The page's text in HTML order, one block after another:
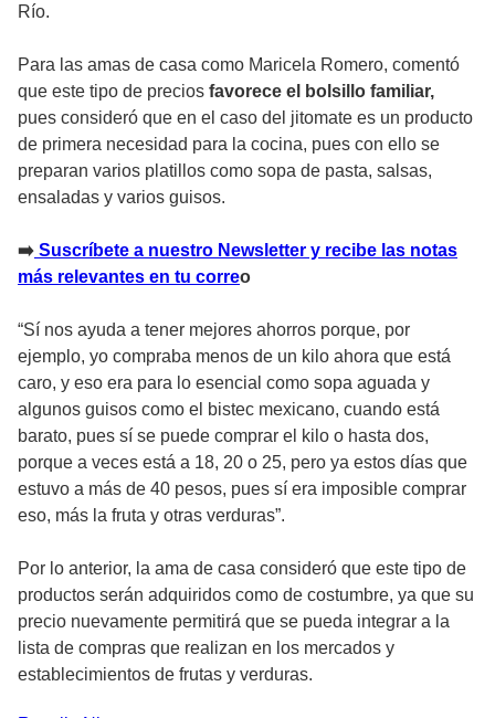
Río.
Para las amas de casa como Maricela Romero, comentó
que este tipo de precios favorece el bolsillo familiar,
pues consideró que en el caso del jitomate es un producto
de primera necesidad para la cocina, pues con ello se
preparan varios platillos como sopa de pasta, salsas,
ensaladas y varios guisos.
➡ Suscríbete a nuestro Newsletter y recibe las notas
más relevantes en tu correo
“Sí nos ayuda a tener mejores ahorros porque, por
ejemplo, yo compraba menos de un kilo ahora que está
caro, y eso era para lo esencial como sopa aguada y
algunos guisos como el bistec mexicano, cuando está
barato, pues sí se puede comprar el kilo o hasta dos,
porque a veces está a 18, 20 o 25, pero ya estos días que
estuvo a más de 40 pesos, pues sí era imposible comprar
eso, más la fruta y otras verduras”.
Por lo anterior, la ama de casa consideró que este tipo de
productos serán adquiridos como de costumbre, ya que su
precio nuevamente permitirá que se pueda integrar a la
lista de compras que realizan en los mercados y
establecimientos de frutas y verduras.